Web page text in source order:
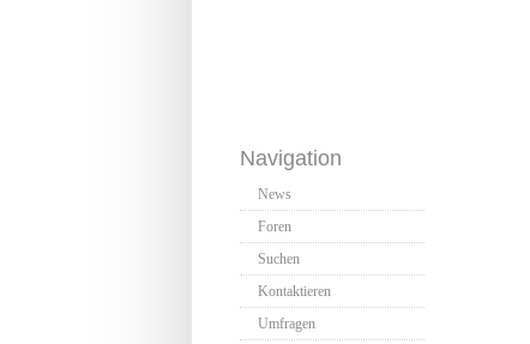
Navigation
News
Foren
Suchen
Kontaktieren
Umfragen